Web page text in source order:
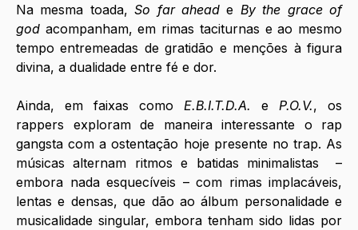
Na mesma toada, So far ahead e By the grace of
god acompanham, em rimas taciturnas e ao mesmo
tempo entremeadas de gratidão e menções à figura
divina, a dualidade entre fé e dor.
Ainda, em faixas como E.B.I.T.D.A. e P.O.V., os
rappers exploram de maneira interessante o rap
gangsta com a ostentação hoje presente no trap. As
músicas alternam ritmos e batidas minimalistas  –
embora nada esquecíveis – com rimas implacáveis,
lentas e densas, que dão ao álbum personalidade e
musicalidade singular, embora tenham sido lidas por